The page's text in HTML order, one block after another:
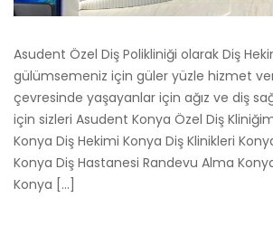
Asudent Özel Diş Polikliniği olarak Diş
gülümsemeniz için güler yüzle hizmet
çevresinde yaşayanlar için ağız ve diş
için sizleri Asudent Konya Özel Diş
Konya Diş Hekimi Konya Diş Klinikleri
Konya Diş Hastanesi Randevu Alma
Konya […]